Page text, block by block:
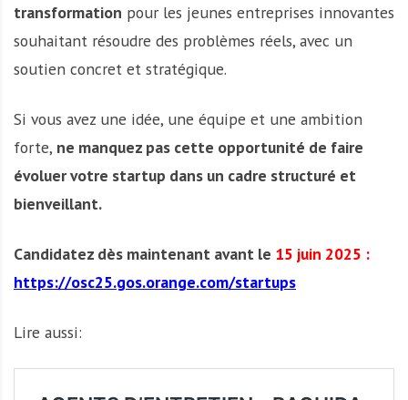
transformation pour les jeunes entreprises innovantes
souhaitant résoudre des problèmes réels, avec un
soutien concret et stratégique.
Si vous avez une idée, une équipe et une ambition
forte, ne manquez pas cette opportunité de faire
évoluer votre startup dans un cadre structuré et
bienveillant.
Candidatez dès maintenant avant le 15 juin 2025 :
https://osc25.gos.orange.com/startups
Lire aussi: